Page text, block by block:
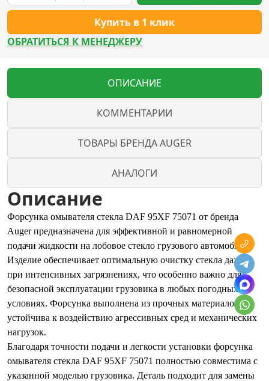
Купить в 1 клик
ОБРАТИТЬСЯ К МЕНЕДЖЕРУ
ОПИСАНИЕ
КОММЕНТАРИИ
ТОВАРЫ БРЕНДА AUGER
АНАЛОГИ
Описание
Форсунка омывателя стекла DAF 95XF 75071 от бренда
Auger предназначена для эффективной и равномерной
подачи жидкости на лобовое стекло грузового автомобиля.
Изделие обеспечивает оптимальную очистку стекла даже
при интенсивных загрязнениях, что особенно важно для
безопасной эксплуатации грузовика в любых погодных
условиях. Форсунка выполнена из прочных материалов,
устойчива к воздействию агрессивных сред и механических
нагрузок.
Благодаря точности подачи и легкости установки форсунка
омывателя стекла DAF 95XF 75071 полностью совместима с
указанной моделью грузовика. Деталь подходит для замены